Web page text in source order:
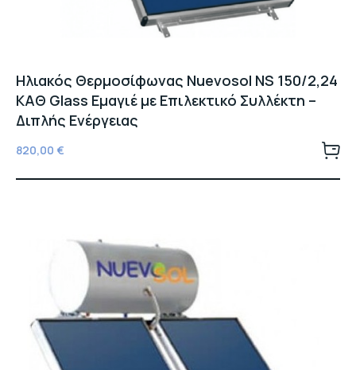
Ηλιακός Θερμοσίφωνας Nuevosol NS 150/2,24
ΚΑΘ Glass Εμαγιέ με Επιλεκτικό Συλλέκτη –
Διπλής Ενέργειας
820,00 €